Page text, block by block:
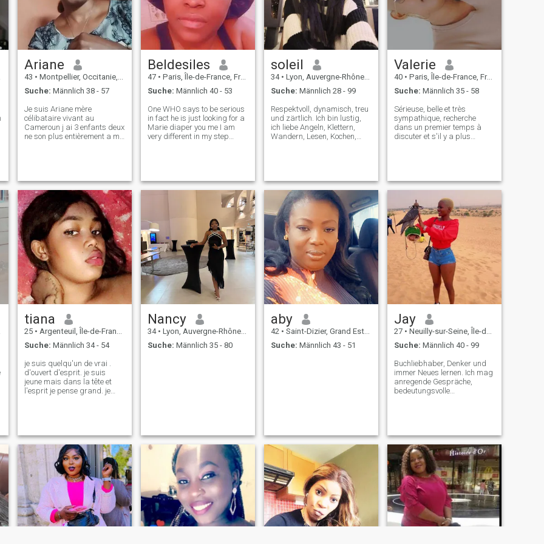
überprüfen
Leben ist zu kurz. Danke e
Warten Ich heiße Sie demütig
willkommen und warum
Ariane
43 • Montpellier, Occitanie, Frankreich
Suche: Männlich 38 - 57
Je suis Ariane mère
célibataire vivant au
Cameroun j ai 3 enfants deux
ne son plus entièrement a ma
travailleuses sociale simple j
aime la vie e
Beldesiles
47 • Paris, Île-de-France, Frankreich
Suche: Männlich 40 - 53
One WHO says to be serious
in fact he is just looking for a
Marie diaper you me I am
very different in my step
WHO contact That I seek a
reenacment of life to two
WHO contacted went to the
end if not stopped you on my
Profile I seek True love for a
recreation of family life I
demand of class and
authenticity and do not even
think I was wrong i keep An
eye open i am a real good
and lively social butterfly
cheerful and a wide open
mind everything is said.
There is'
soleil
34 • Lyon, Auvergne-Rhône-Alpes, Frankreich
Suche: Männlich 28 - 99
Respektvoll, dynamisch, treu
und zärtlich. Ich bin lustig,
ich liebe Angeln, Klettern,
Wandern, Lesen, Kochen,
zu entdecken. Ich suche
wahre Liebe. Entdecken Sie
mich.
Valerie
40 • Paris, Île-de-France, Frankreich
Suche: Männlich 35 - 58
Sérieuse, belle et très
sympathique, recherche
dans un premier temps à
discuter et s'il y a plus
s'abstenir pour ne pas
perdre de temps
tiana
25 • Argenteuil, Île-de-France, Frankreich
Suche: Männlich 34 - 54
je suis quelqu'un de vrai .
d'ouvert d'esprit. je suis
jeune mais dans la tête et
l'esprit je pense grand. je
douce et respectueuse .
j'aime faire l
Nancy
34 • Lyon, Auvergne-Rhône-Alpes, Frankreich
Suche: Männlich 35 - 80
aby
42 • Saint-Dizier, Grand Est, Frankreich
Suche: Männlich 43 - 51
Jay
27 • Neuilly-sur-Seine, Île-de-France, Frankreich
Suche: Männlich 40 - 99
Buchliebhaber, Denker und
immer Neues lernen. Ich mag
anregende Gespräche,
bedeutungsvolle